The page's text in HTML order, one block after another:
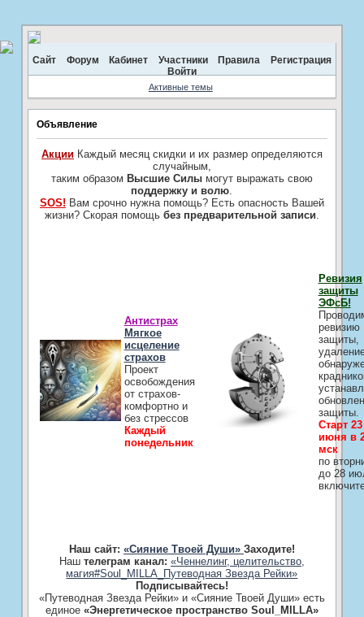
Сайт Форум Кабинет Участники Правила
Регистрация
Войти
Активные темы
Объявление
АкцииКаждый месяц скидки и их размер определяются
случайным,
таким образом Высшие Силымогут выражать свою
поддержку и волю
SOS! Вам срочно нужна помощь? Есть опасность Вашей
жизни? Скорая помощь без предварительной записи
Антистрах
Мягкое
исцеление
страхов
Проект
освобождения
от страхов-
комфортно и
без стрессов
Каждый
понедельник
Ревизия
защиты
ЭФсБ!
ревизию
защиты,
защиты.
Старт 23
июня в
мск
по
до 28
Наш сайт: «Сияние Твоей Души» Заходите!
Наш телеграм канал: «Ченнелинг, целительство,
магия#Soul_MILLA_Путеводная Звезда Рейки»
Подписывайтесь!
«Путеводная Звезда Рейки» и «Сияние Твоей Души» есть
единое «Энергетическое пространство Soul_MILLA»